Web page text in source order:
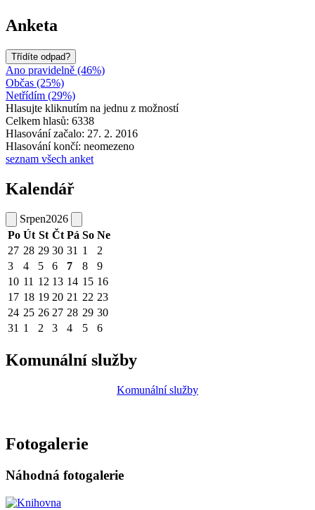
Anketa
Třídíte odpad?
Ano pravidelně (46%)
Občas (25%)
Netřídím (29%)
Hlasujte kliknutím na jednu z možností
Celkem hlasů: 6338
Hlasování začalo: 27. 2. 2016
Hlasování končí: neomezeno
seznam všech anket
Kalendář
Srpen2026
Po Út St Čt Pá So Ne
27 28 29 30 31 1
2
3
4 5 6 7 8
9
10 11 12 13 14 15 16
17 18 19 20 21 22 23
24 25 26 27 28 29 30
31 1 2 3 4 5 6
Komunální služby
Komunální služby
Fotogalerie
Náhodná fotogalerie